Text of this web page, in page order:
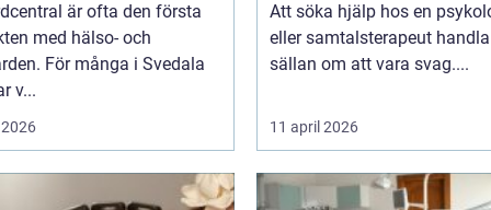
är ofta den första
med hälso- och
För många i Svedala
v...
Att söka hjälp hos en
eller samtalsterapeut
sällan om att vara svag....
11 april 2026